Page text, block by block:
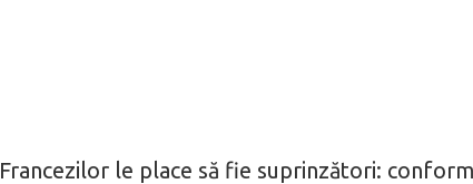
Francezilor le place să fie suprinzători: